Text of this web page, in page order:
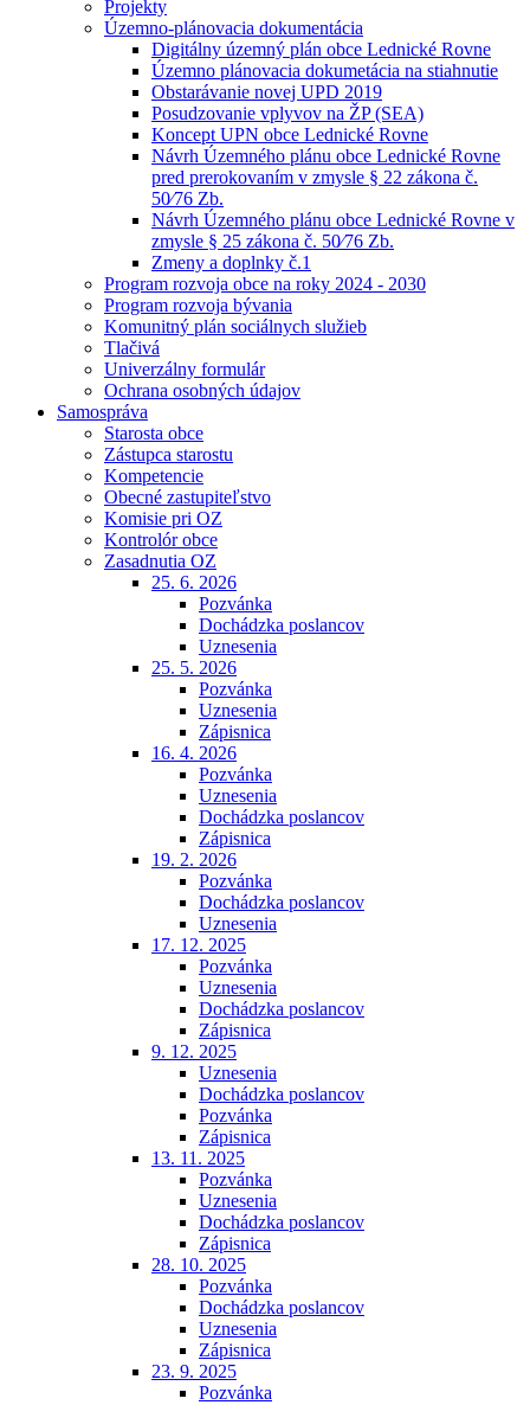
Projekty
Územno-plánovacia dokumentácia
Digitálny územný plán obce Lednické Rovne
Územno plánovacia dokumetácia na stiahnutie
Obstarávanie novej UPD 2019
Posudzovanie vplyvov na ŽP (SEA)
Koncept UPN obce Lednické Rovne
Návrh Územného plánu obce Lednické Rovne
pred prerokovaním v zmysle § 22 zákona č.
50⁄76 Zb.
Návrh Územného plánu obce Lednické Rovne v
zmysle § 25 zákona č. 50⁄76 Zb.
Zmeny a doplnky č.1
Program rozvoja obce na roky 2024 - 2030
Program rozvoja bývania
Komunitný plán sociálnych služieb
Tlačivá
Univerzálny formulár
Ochrana osobných údajov
Samospráva
Starosta obce
Zástupca starostu
Kompetencie
Obecné zastupiteľstvo
Komisie pri OZ
Kontrolór obce
Zasadnutia OZ
25. 6. 2026
Pozvánka
Dochádzka poslancov
Uznesenia
25. 5. 2026
Pozvánka
Uznesenia
Zápisnica
16. 4. 2026
Pozvánka
Uznesenia
Dochádzka poslancov
Zápisnica
19. 2. 2026
Pozvánka
Dochádzka poslancov
Uznesenia
17. 12. 2025
Pozvánka
Uznesenia
Dochádzka poslancov
Zápisnica
9. 12. 2025
Uznesenia
Dochádzka poslancov
Pozvánka
Zápisnica
13. 11. 2025
Pozvánka
Uznesenia
Dochádzka poslancov
Zápisnica
28. 10. 2025
Pozvánka
Dochádzka poslancov
Uznesenia
Zápisnica
23. 9. 2025
Pozvánka